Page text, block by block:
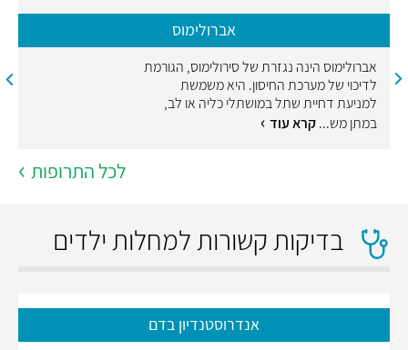
אברולימוס
אברולימוס הינה נגזרת של סירולימוס, הגורמת
לדיכוי של מערכת החיסון. היא משמשת
למניעת דחיית שתל במושתלי כליה או לב,
במתן מש...קרא עוד
לכל התרופות
בדיקות קשורות למחלות ילדים
אנדרוסטנדיון בדם